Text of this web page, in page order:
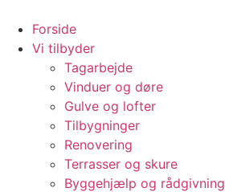
indhold
Forside
Vi tilbyder
Tagarbejde
Vinduer og døre
Gulve og lofter
Tilbygninger
Renovering
Terrasser og skure
Byggehjælp og rådgivning